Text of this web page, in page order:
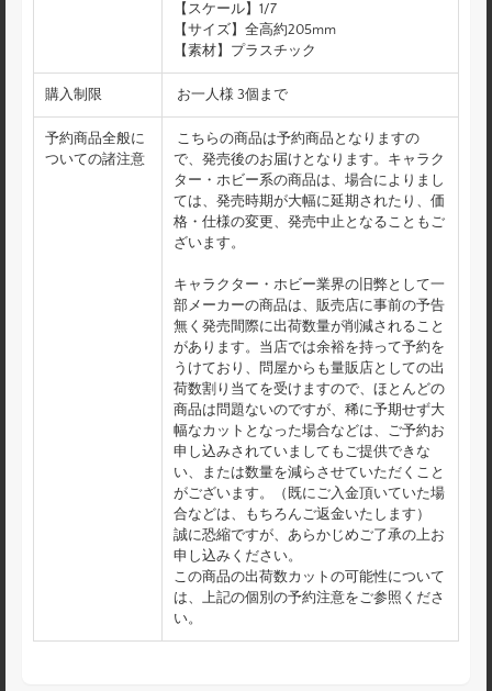
【スケール】1/7
【サイズ】全高約205mm
【素材】プラスチック
購入制限 お一人様 3個まで
予約商品全般に
ついての諸注意
こちらの商品は予約商品となりますの
で、発売後のお届けとなります。キャラク
ター・ホビー系の商品は、場合によりまし
ては、発売時期が大幅に延期されたり、価
格・仕様の変更、発売中止となることもご
ざいます。
キャラクター・ホビー業界の旧弊として一
部メーカーの商品は、販売店に事前の予告
無く発売間際に出荷数量が削減されること
があります。当店では余裕を持って予約を
うけており、問屋からも量販店としての出
荷数割り当てを受けますので、ほとんどの
商品は問題ないのですが、稀に予期せず大
幅なカットとなった場合などは、ご予約お
申し込みされていましてもご提供できな
い、または数量を減らさせていただくこと
がございます。（既にご入金頂いていた場
合などは、もちろんご返金いたします）
誠に恐縮ですが、あらかじめご了承の上お
申し込みください。
この商品の出荷数カットの可能性について
は、上記の個別の予約注意をご参照くださ
い。